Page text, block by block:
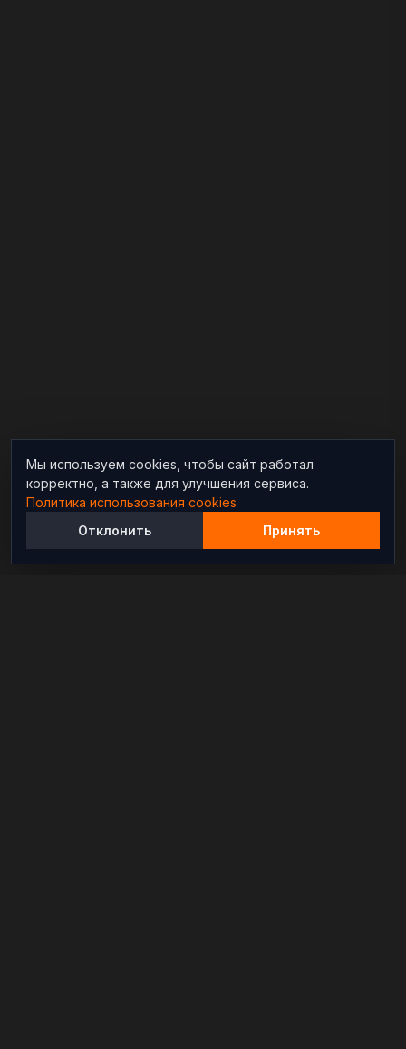
Мы используем cookies, чтобы сайт работал
корректно, а также для улучшения сервиса.
Политика использования cookies
Отклонить
Принять